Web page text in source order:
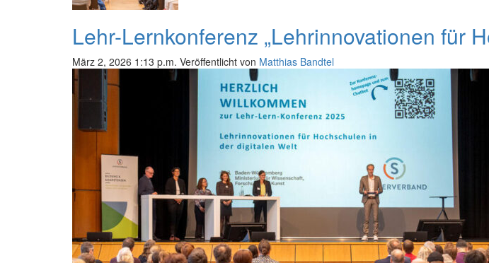
Lehr-Lernkonferenz „Lehrinnovationen für
März 2, 2026 1:13 p.m. Veröffentlicht von Matthias Bandtel